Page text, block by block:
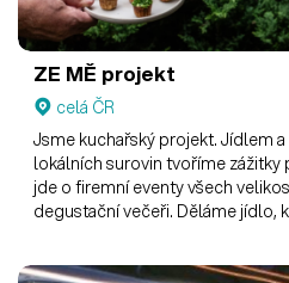
ZE MĚ projekt
celá ČR
Jsme kuchařský projekt. Jídlem
lokálních surovin tvoříme zážitky
jde o firemní eventy všech
degustační večeři. Děláme jídlo,